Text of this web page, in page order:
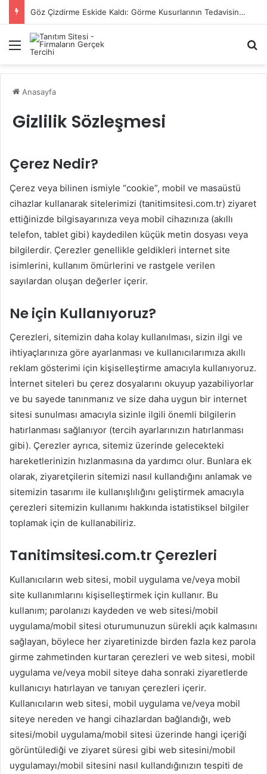
Göz Çizdirme Eskide Kaldı: Görme Kusurlarının Tedavisinde Yeni Nesil Lazer Dönemi
Menü
Anasayfa
Gizlilik Sözleşmesi
Çerez Nedir?
Çerez veya bilinen ismiyle “cookie”, mobil ve masaüstü
cihazlar kullanarak sitelerimizi (tanitimsitesi.com.tr) ziyaret
ettiğinizde bilgisayarınıza veya mobil cihazınıza (akıllı
telefon, tablet gibi) kaydedilen küçük metin dosyası veya
bilgilerdir. Çerezler genellikle geldikleri internet site
isimlerini, kullanım ömürlerini ve rastgele verilen
sayılardan oluşan değerler içerir.
Ne için Kullanıyoruz?
Çerezleri, sitemizin daha kolay kullanılması, sizin ilgi ve
ihtiyaçlarınıza göre ayarlanması ve kullanıcılarımıza akıllı
reklam gösterimi için kişiselleştirme amacıyla kullanıyoruz.
İnternet siteleri bu çerez dosyalarını okuyup yazabiliyorlar
ve bu sayede tanınmanız ve size daha uygun bir internet
sitesi sunulması amacıyla sizinle ilgili önemli bilgilerin
hatırlanması sağlanıyor (tercih ayarlarınızın hatırlanması
gibi). Çerezler ayrıca, sitemiz üzerinde gelecekteki
hareketlerinizin hızlanmasına da yardımcı olur. Bunlara ek
olarak, ziyaretçilerin sitemizi nasıl kullandığını anlamak ve
sitemizin tasarımı ile kullanışlılığını geliştirmek amacıyla
çerezleri sitemizin kullanımı hakkında istatistiksel bilgiler
toplamak için de kullanabiliriz.
Tanitimsitesi.com.tr Çerezleri
Kullanıcıların web sitesi, mobil uygulama ve/veya mobil
site kullanımlarını kişiselleştirmek için kullanır. Bu
kullanım; parolanızı kaydeden ve web sitesi/mobil
uygulama/mobil sitesi oturumunuzun sürekli açık kalmasını
sağlayan, böylece her ziyaretinizde birden fazla kez parola
girme zahmetinden kurtaran çerezleri ve web sitesi, mobil
uygulama ve/veya mobil siteye daha sonraki ziyaretlerde
kullanıcıyı hatırlayan ve tanıyan çerezleri içerir.
Kullanıcıların web sitesi, mobil uygulama ve/veya mobil
siteye nereden ve hangi cihazlardan bağlandığı, web
sitesi/mobil uygulama/mobil sitesi üzerinde hangi içeriği
görüntülediği ve ziyaret süresi gibi web sitesini/mobil
uygulamayı/mobil sitesini nasıl kullandığınızın tespiti de